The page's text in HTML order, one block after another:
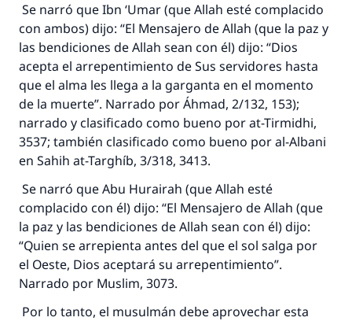
Se narró que Ibn ‘Umar (que Allah esté complacido
con ambos) dijo: “El Mensajero de Allah (que la paz y
las bendiciones de Allah sean con él) dijo: “Dios
acepta el arrepentimiento de Sus servidores hasta
que el alma les llega a la garganta en el momento
de la muerte”. Narrado por Áhmad, 2/132, 153);
narrado y clasificado como bueno por at-Tirmidhi,
3537; también clasificado como bueno por al-Albani
en Sahih at-Targhíb, 3/318, 3413.
Se narró que Abu Hurairah (que Allah esté
complacido con él) dijo: “El Mensajero de Allah (que
la paz y las bendiciones de Allah sean con él) dijo:
“Quien se arrepienta antes del que el sol salga por
el Oeste, Dios aceptará su arrepentimiento”.
Narrado por Muslim, 3073.
Por lo tanto, el musulmán debe aprovechar esta